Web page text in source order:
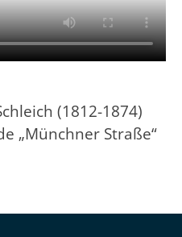
(1812-1874)
„Münchner Straße“